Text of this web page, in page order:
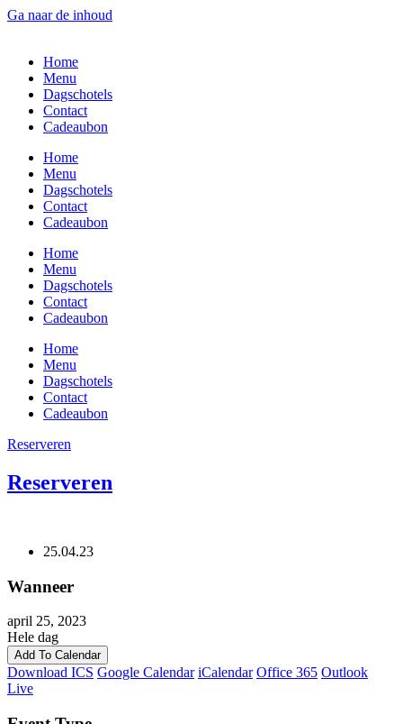
Ga naar de inhoud
Home
Menu
Dagschotels
Contact
Cadeaubon
Home
Menu
Dagschotels
Contact
Cadeaubon
Home
Menu
Dagschotels
Contact
Cadeaubon
Home
Menu
Dagschotels
Contact
Cadeaubon
Reserveren
Reserveren
25.04.23
Wanneer
april 25, 2023
Hele dag
Add To Calendar
Download ICS Google Calendar iCalendar Office 365 Outlook
Live